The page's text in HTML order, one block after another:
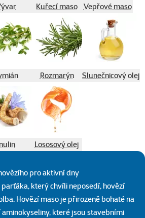
Kuřecí maso Vepřové maso
Rozmarýn Slunečnicový olej
Lososový olej
pro aktivní dny
který chvíli neposedí, hovězí
Hovězí maso je přirozeně bohaté na
aminokyseliny, které jsou stavebními